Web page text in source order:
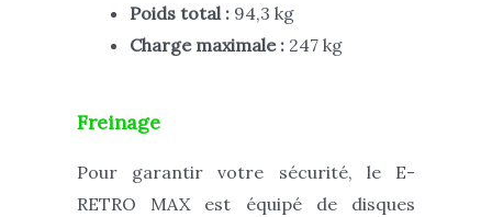
Poids total : 94,3 kg
Charge maximale : 247 kg
Freinage
Pour garantir votre sécurité, le E-
RETRO MAX est équipé de disques